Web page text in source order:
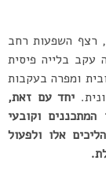
רצף השפעות רחב
עקב בלייה פיסית
ומפרה בעקבות
יחד עם זאת,
וקובעי
אלו ולפעול